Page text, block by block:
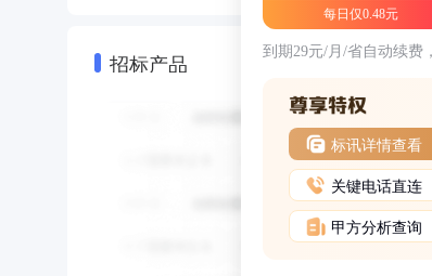
招标产品
每日仅0.48元
到期29元/月/省自动续费
标讯详情查看
关键电话直连
甲方分析查询